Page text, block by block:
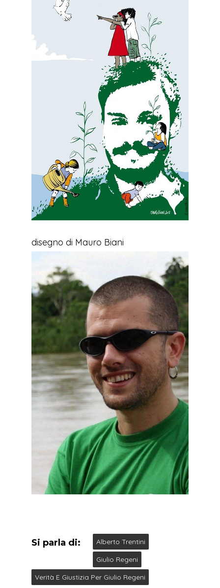
disegno di Mauro Biani
Si parla di:
Alberto Trentini
Giulio Regeni
Verità E Giustizia Per Giulio Regeni